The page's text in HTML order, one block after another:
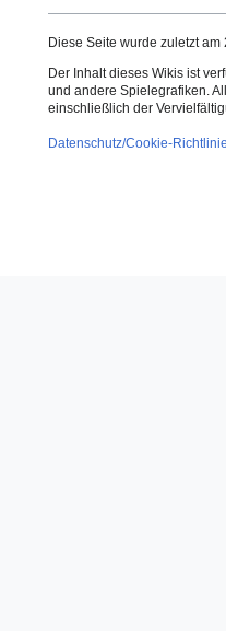
Diese Seite wurde zuletzt
Der Inhalt dieses Wikis ist
und andere Spielegrafiken.
einschließlich der
Datenschutz/Cookie-Richtlinie